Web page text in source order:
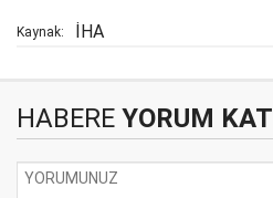
Kaynak: İHA
HABERE YORUM KAT